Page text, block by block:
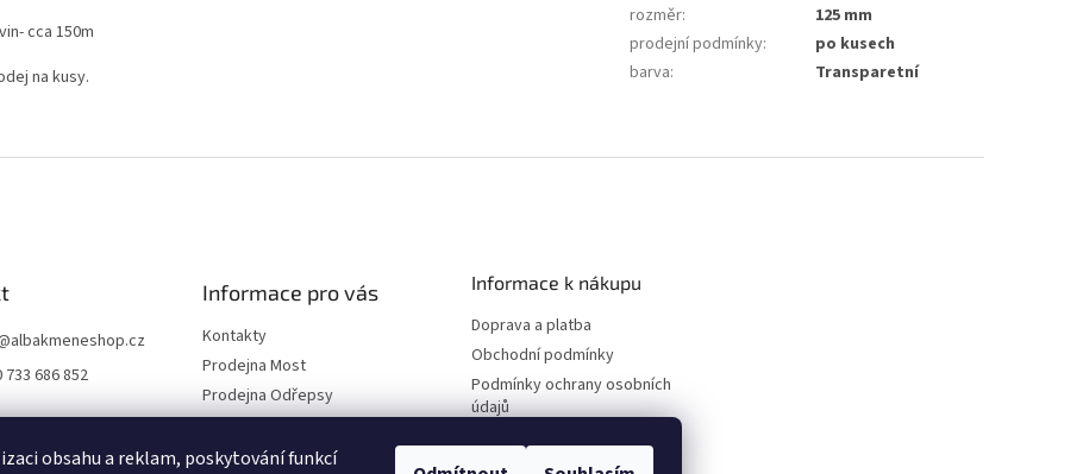
obsahu a reklam, poskytování funkcí
cca 150m
na kusy.
rozměr:
125 mm
prodejní podmínky:
po kusech
barva: Transparetní
albakmeneshop.cz
733 686 852
Informace pro vás
Kontakty
Prodejna Most
Prodejna Odřepsy
Naši partneři
O společnosti
Informace k nákupu
Doprava a platba
Obchodní podmínky
Podmínky ochrany osobních
údajů